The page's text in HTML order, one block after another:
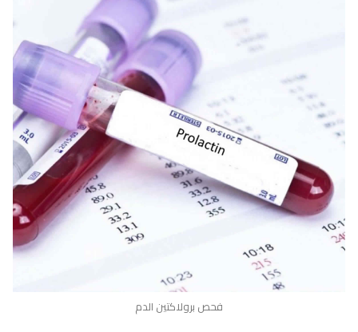
فحص برولاكتين الدم